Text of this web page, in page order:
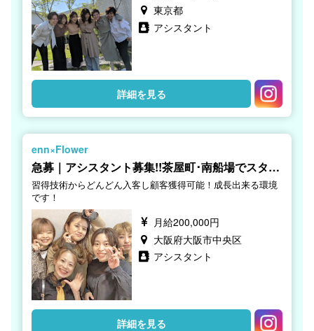
東京都
アシスタント
詳細を見る
enn×Flower
急募｜アシスタント募集!!茶屋町･南船場でスタイ
リストに！
習得技術からどんどん入客し顧客獲得可能！成長出来る環境
です！
月給200,000円
大阪府大阪市中央区
アシスタント
詳細を見る